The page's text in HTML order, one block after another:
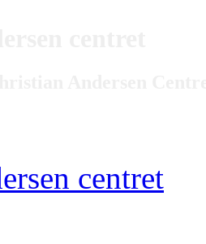
centret